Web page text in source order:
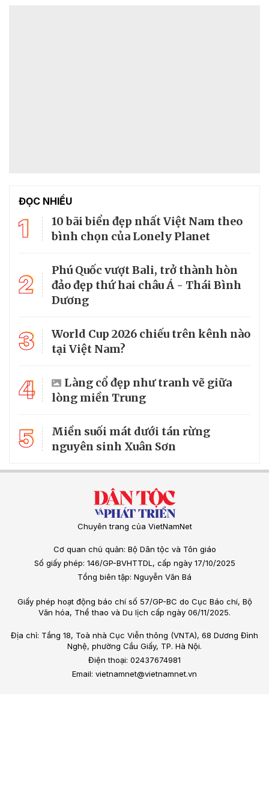
ĐỌC NHIỀU
1
10 bãi biển đẹp nhất Việt Nam theo
bình chọn của Lonely Planet
2
Phú Quốc vượt Bali, trở thành hòn
đảo đẹp thứ hai châu Á - Thái Bình
Dương
3
World Cup 2026 chiếu trên kênh nào
tại Việt Nam?
4
Làng cổ đẹp như tranh vẽ giữa
lòng miền Trung
5
Miền suối mát dưới tán rừng
nguyên sinh Xuân Sơn
Chuyên trang của VietNamNet
Cơ quan chủ quản: Bộ Dân tộc và Tôn giáo
Số giấy phép: 146/GP-BVHTTDL, cấp ngày 17/10/2025
Tổng biên tập: Nguyễn Văn Bá
Giấy phép hoạt động báo chí số 57/GP-BC do Cục Báo chí, Bộ
Văn hóa, Thể thao và Du lịch cấp ngày 06/11/2025.
Địa chỉ: Tầng 18, Toà nhà Cục Viễn thông (VNTA), 68 Dương Đình
Nghệ, phường Cầu Giấy, TP. Hà Nội.
Điện thoại: 02437674981
Email: vietnamnet@vietnamnet.vn